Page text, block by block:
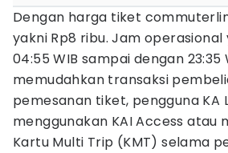
Dengan harga tiket
yakni Rp8 ribu. Jam operasional
04:55 WIB sampai dengan 23:35
memudahkan transaksi
pemesanan tiket, pengguna KA
menggunakan KAI Access atau
Kartu Multi Trip (KMT) selama